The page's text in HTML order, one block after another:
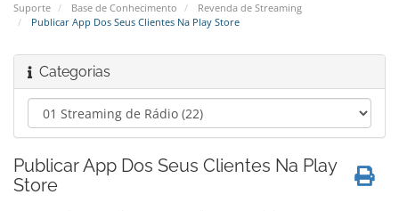
Suporte Base de Conhecimento
Revenda de Streaming
Publicar App Dos Seus Clientes Na Play Store
Categorias
Publicar App Dos Seus Clientes Na Play
Store